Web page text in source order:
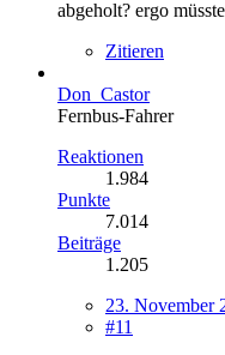
abgeholt? ergo
Zitieren
Don_Castor
Fernbus-Fahrer
Reaktionen
1.984
Punkte
7.014
Beiträge
1.205
23. November
#11